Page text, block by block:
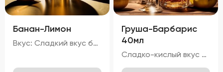
Банан-Лимон
Вкус: Сладкий вкус банана с легкой кислинкой лимона, молочный оттенок и характерный привкус водки. Запах: Аромат банана и лимона с нотками молока и алкоголя. 20%
Груша-Барбарис
40мл
Сладко-кислый вкус с преобладанием ноток груши и барбариса, с легкой горчинкой черного чая и карамельным оттенком тростникового сахара. Запах: Яркий аромат груши и барбариса с тонкими нотками черного чая. процент спирта в настойке "Груша-Барбарис" составляет приблизительно 29,74%.